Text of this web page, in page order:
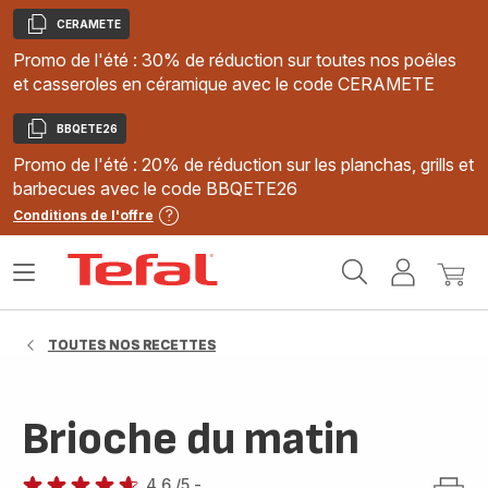
Copier
CERAMETE
Promo de l'été : 30% de réduction sur toutes nos poêles
et casseroles en céramique avec le code CERAMETE
Copier
BBQETE26
Promo de l'été : 20% de réduction sur les planchas, grills et
barbecues avec le code BBQETE26
Conditions de l'offre
MonMon
Ouvrir
TOUTES NOS RECETTES
Brioche du matin
4.6 /5 -